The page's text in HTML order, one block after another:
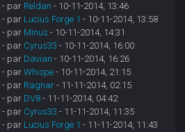
- par Reldan - 10-11-2014, 13:46
- par Lucius Forge 1 - 10-11-2014, 13:58
- par Minus - 10-11-2014, 14:31
- par Cyrus33 - 10-11-2014, 16:00
- par Davian - 10-11-2014, 16:26
- parWhispe - 10-11-2014, 21:15
- par Ragnar - 11-11-2014, 02:15
- par DV8 - 11-11-2014, 04:42
- par Cyrus33 - 11-11-2014, 11:35
- par Lucius Forge 1 - 11-11-2014, 11:43